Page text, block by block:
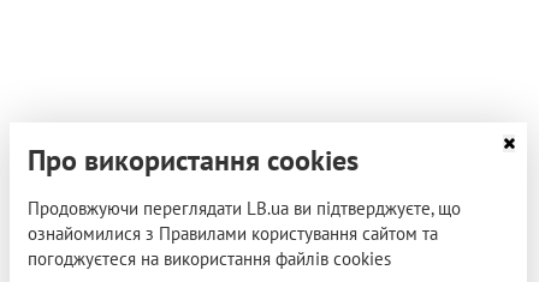
Про використання cookies
Продовжуючи переглядати LB.ua ви підтверджуєте, що
ознайомилися з Правилами користування сайтом та
погоджуєтеся на використання файлів cookies